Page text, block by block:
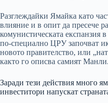
Разглеждайки Ямайка като
влияние и в опит да пресече
комунистическата експанзия
по-специално ЦРУ започват
новото правителство, или
както го описва самият Манли.
Заради тези действия много
инвеститори напускат